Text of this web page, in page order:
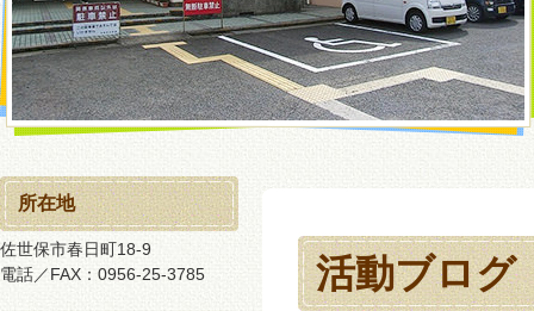
活動ブログ
所在地
佐世保市春日町18-9
電話／FAX：0956-25-3785